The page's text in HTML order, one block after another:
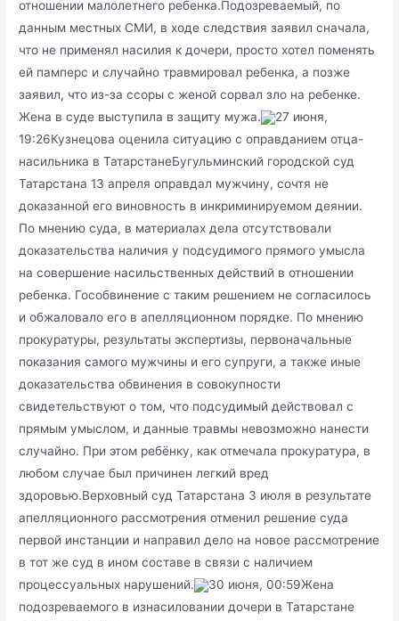
отношении малолетнего ребенка.Подозреваемый, по
данным местных СМИ, в ходе следствия заявил сначала,
что не применял насилия к дочери, просто хотел поменять
ей памперс и случайно травмировал ребенка, а позже
заявил, что из-за ссоры с женой сорвал зло на ребенке.
Жена в суде выступила в защиту мужа.
27 июня,
19:26Кузнецова оценила ситуацию с оправданием отца-
насильника в ТатарстанеБугульминский городской суд
Татарстана 13 апреля оправдал мужчину, сочтя не
доказанной его виновность в инкриминируемом деянии.
По мнению суда, в материалах дела отсутствовали
доказательства наличия у подсудимого прямого умысла
на совершение насильственных действий в отношении
ребенка. Гособвинение с таким решением не согласилось
и обжаловало его в апелляционном порядке. По мнению
прокуратуры, результаты экспертизы, первоначальные
показания самого мужчины и его супруги, а также иные
доказательства обвинения в совокупности
свидетельствуют о том, что подсудимый действовал с
прямым умыслом, и данные травмы невозможно нанести
случайно. При этом ребёнку, как отмечала прокуратура, в
любом случае был причинен легкий вред
здоровью.Верховный суд Татарстана 3 июля в результате
апелляционного рассмотрения отменил решение суда
первой инстанции и направил дело на новое рассмотрение
в тот же суд в ином составе в связи с наличием
процессуальных нарушений.
30 июня, 00:59Жена
подозреваемого в изнасиловании дочери в Татарстане